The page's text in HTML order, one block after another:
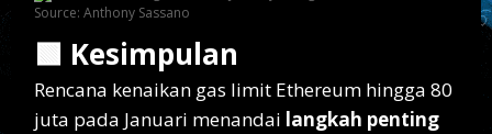
Source: Anthony Sassano
🟩 Kesimpulan
Rencana kenaikan gas limit Ethereum hingga 80
juta pada Januari menandai langkah penting